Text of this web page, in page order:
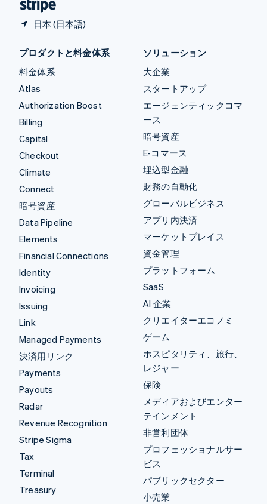
日本 (日本語)
プロダクトと料金体系
料金体系
Atlas
Authorization Boost
Billing
Capital
Checkout
Climate
Connect
暗号資産
Data Pipeline
Elements
Financial Connections
Identity
Invoicing
Issuing
Link
Managed Payments
決済用リンク
Payments
Payouts
Radar
Revenue Recognition
Stripe Sigma
Tax
Terminal
Treasury
ソリューション
大企業
スタートアップ
エージェンティックコマ
ース
暗号資産
E-コマース
埋込型金融
財務の自動化
グローバルビジネス
アプリ内決済
マーケットプレイス
資金管理
プラットフォーム
SaaS
AI 企業
クリエイターエコノミ―
ゲーム
ホスピタリティ、旅行、
レジャー
保険
メディアおよびエンター
テインメント
非営利団体
プロフェッショナルサー
ビス
パブリックセクター
小売業